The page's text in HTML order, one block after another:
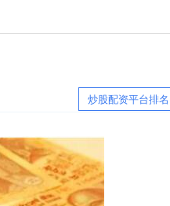
炒股配资平台排名